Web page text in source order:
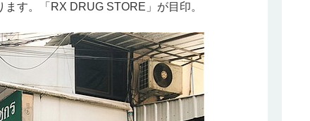
す。「RX DRUG STORE」が目印。